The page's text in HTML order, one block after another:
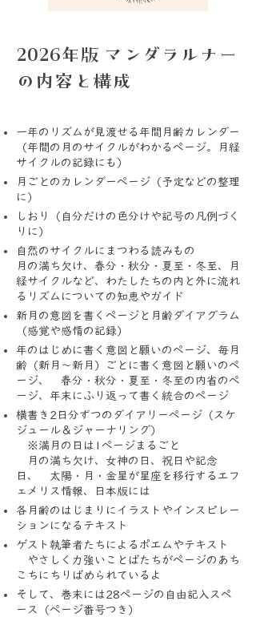
2026年版 マンダラルナー
の内容と構成
一年のリズムが見渡せる年間月齢カレンダー
（年間の月のサイクルがわかるページ。月経
サイクルの記録にも）
月ごとのカレンダーページ（予定などの整理
に）
しおり（自分だけの色分けや記号の凡例づく
りに）
自然のサイクルにまつわる読みもの
月の満ち欠け、春分・秋分・夏至・冬至、月
経サイクルなど、わたしたちの内と外に流れ
るリズムについての知恵やガイド
新月の意図を書くページと月齢ダイアグラム
（感覚や感情の記録）
年のはじめに書く意図と願いのページ、毎月
齢（新月～新月）ごとに書く意図と願いのペ
ージ、 春分・秋分・夏至・冬至の内省のペ
ージ、年末にふり返って書く統合のページ
横書き2日分ずつのダイアリーページ（スケ
ジュール＆ジャーナリング）
※満月の日は1ページまるごと
月の満ち欠け、女神の日、祝日や記念
日、 太陽・月・金星が星座を移行するエフ
ェメリス情報、日本版には
各月齢のはじまりにイラストやインスピレー
ションになるテキスト
ゲスト執筆者たちによるポエムやテキスト
やさしく力強いことばたちがページのあち
こちにちりばめられているよ
そして、巻末には28ページの自由記入スペ
ース（ページ番号つき）